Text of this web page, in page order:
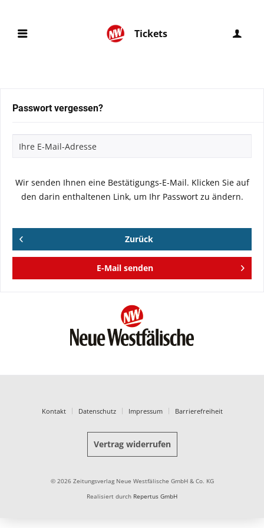
Tickets
Passwort vergessen?
Wir senden Ihnen eine Bestätigungs-E-Mail. Klicken Sie auf
den darin enthaltenen Link, um Ihr Passwort zu ändern.
Zurück
E-Mail senden
Kontakt Datenschutz Impressum Barrierefreiheit
Vertrag widerrufen
© 2026 Zeitungsverlag Neue Westfälische GmbH & Co. KG
Realisiert durch Repertus GmbH